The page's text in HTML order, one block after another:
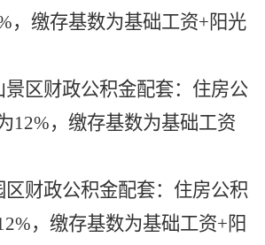
，缴存基数为基础工资+阳光
景区财政公积金配套：住房公
12%，缴存基数为基础工资
区财政公积金配套：住房公积
，缴存基数为基础工资+阳